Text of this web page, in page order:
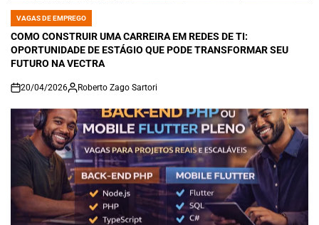
POSTED
IN
VAGAS DE EMPREGO
COMO CONSTRUIR UMA CARREIRA EM REDES DE TI:
OPORTUNIDADE DE ESTÁGIO QUE PODE TRANSFORMAR SEU
FUTURO NA VECTRA
on
20/04/2026 Roberto Zago Sartori